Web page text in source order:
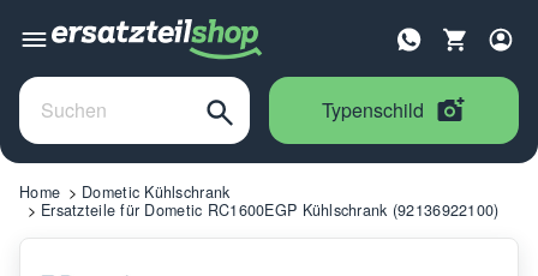
Typenschild
Home
Dometic Kühlschrank
Ersatzteile für Dometic RC1600EGP Kühlschrank (92136922100)